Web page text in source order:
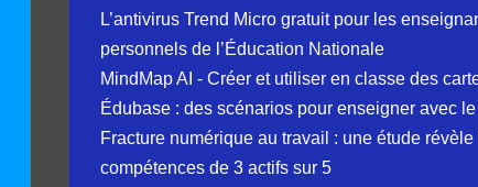
L’antivirus Trend Micro gratuit pour les
personnels de l’Éducation Nationale
MindMap AI - Créer et utiliser en classe des
Édubase : des scénarios pour enseigner avec
Fracture numérique au travail : une étude
compétences de 3 actifs sur 5